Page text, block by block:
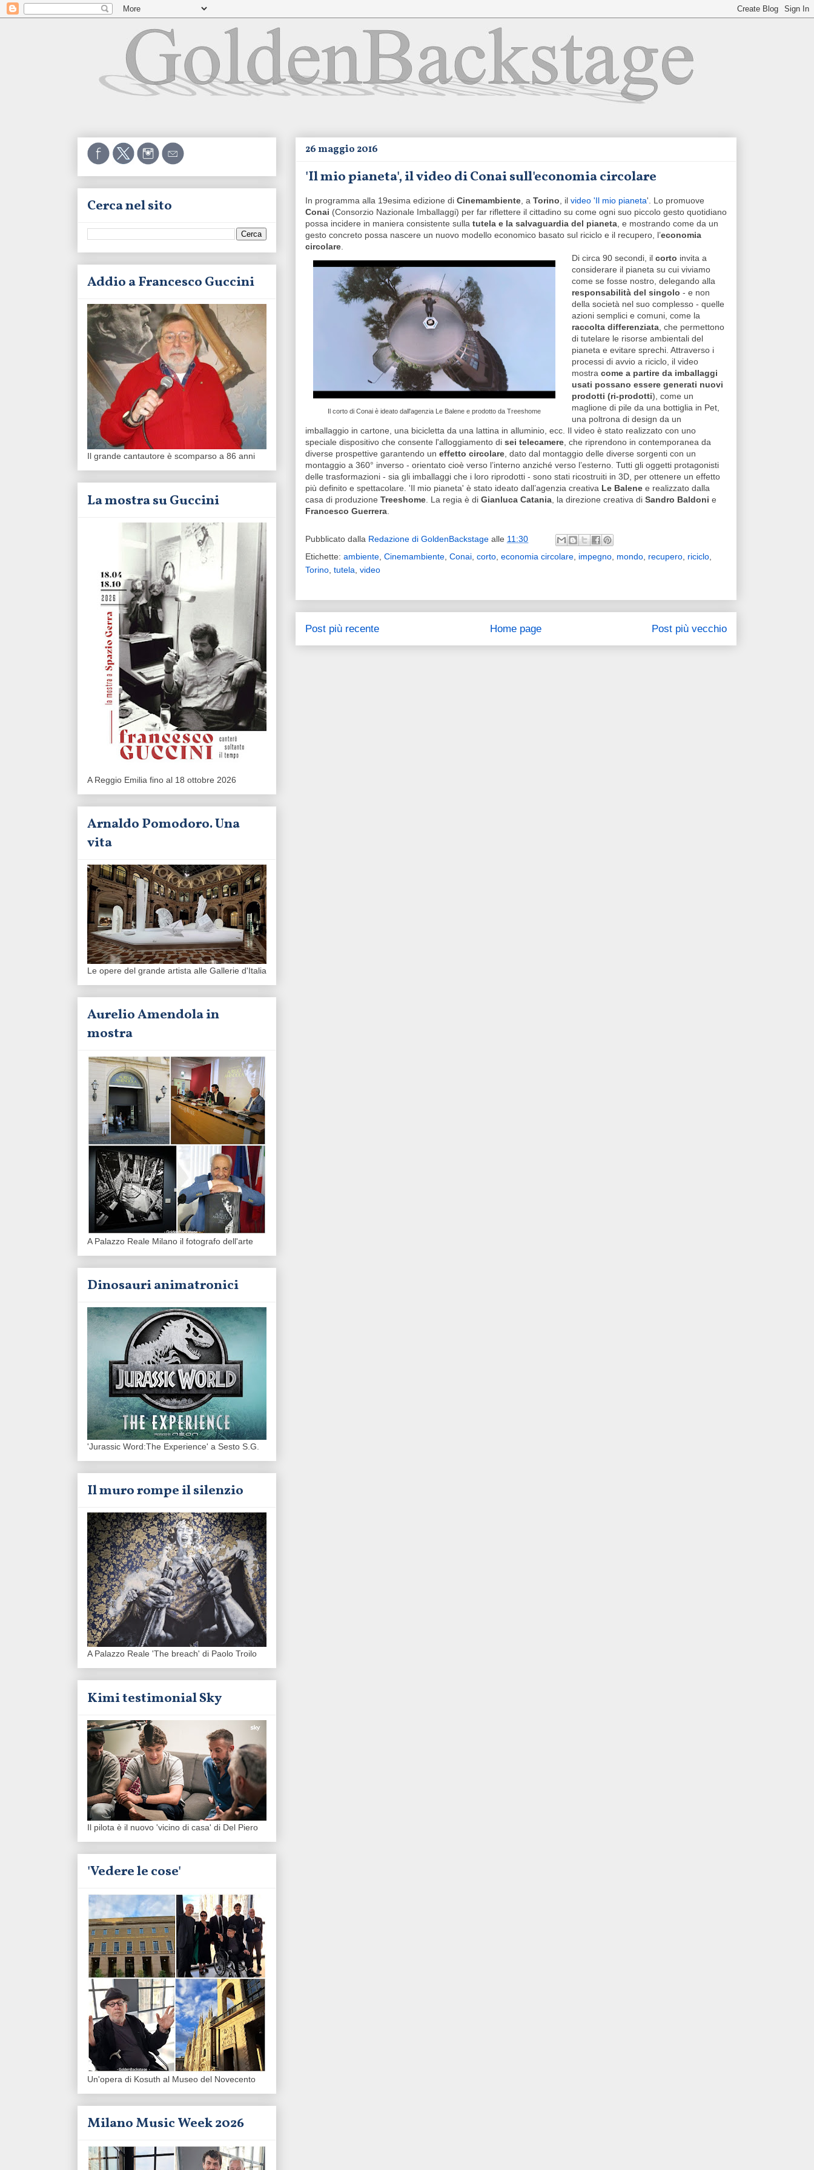
26 maggio 2016
'Il mio pianeta', il video di Conai sull'economia circolare
In programma alla 19esima edizione di Cinemambiente , a Torino , il video 'Il mio pianeta'. Lo promuove
Conai (Consorzio Nazionale Imballaggi) per far riflettere il cittadino su come ogni suo piccolo gesto quotidiano
possa incidere in maniera consistente sulla tutela e la salvaguardia del pianeta , e mostrando come da un
gesto concreto possa nascere un nuovo modello economico basato sul riciclo e il recupero, l’economia
circolare
Il corto di Conai è ideato dall'agenzia Le Balene e prodotto da Treeshome
Di circa 90 secondi, il corto invita a
considerare il pianeta su cui viviamo
come se fosse nostro, delegando alla
responsabilità del singolo - e non
della società nel suo complesso - quelle
azioni semplici e comuni, come la
raccolta differenziata , che permettono
di tutelare le risorse ambientali del
pianeta e evitare sprechi. Attraverso i
processi di avvio a riciclo, il video
mostra come a partire da imballaggi
usati possano essere generati nuovi
prodotti (ri-prodotti), come un
maglione di pile da una bottiglia in Pet,
una poltrona di design da un
imballaggio in cartone, una bicicletta da una lattina in alluminio, ecc. Il video è stato realizzato con uno
speciale dispositivo che consente l'alloggiamento di sei telecamere , che riprendono in contemporanea da
diverse prospettive garantendo un effetto circolare , dato dal montaggio delle diverse sorgenti con un
montaggio a 360° inverso - orientato cioè verso l’interno anziché verso l’esterno. Tutti gli oggetti protagonisti
delle trasformazioni - sia gli imballaggi che i loro riprodotti - sono stati ricostruiti in 3D, per ottenere un effetto
più definito e spettacolare. 'Il mio pianeta' è stato ideato dall’agenzia creativa Le Balene e realizzato dalla
casa di produzione Treeshome . La regia è di Gianluca Catania , la direzione creativa di Sandro Baldoni e
Francesco Guerrera
Pubblicato dalla Redazione di GoldenBackstage alle 11:30
Etichette: ambiente Cinemambiente Conai corto economia circolare impegno mondo recupero riciclo
Torino tutela video
Post più recente Post più vecchio
Home page
Cerca nel sito
Addio a Francesco Guccini
Il grande cantautore è scomparso a 86 anni
La mostra su Guccini
A Reggio Emilia fino al 18 ottobre 2026
Arnaldo Pomodoro. Una
vita
Le opere del grande artista alle Gallerie d'Italia
Aurelio Amendola in
mostra
A Palazzo Reale Milano il fotografo dell'arte
Dinosauri animatronici
'Jurassic Word:The Experience' a Sesto S.G.
Il muro rompe il silenzio
A Palazzo Reale 'The breach' di Paolo Troilo
Kimi testimonial Sky
Il pilota è il nuovo 'vicino di casa' di Del Piero
'Vedere le cose'
Un'opera di Kosuth al Museo del Novecento
Milano Music Week 2026